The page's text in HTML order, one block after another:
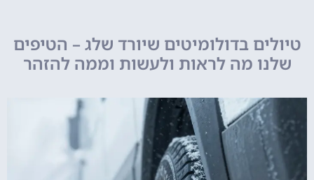
טיולים בדולומיטים שיורד שלג – הטיפים
שלנו מה לראות ולעשות וממה להזהר